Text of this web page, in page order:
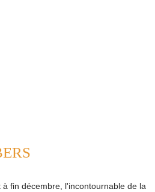
fin décembre, l'incontournable de la